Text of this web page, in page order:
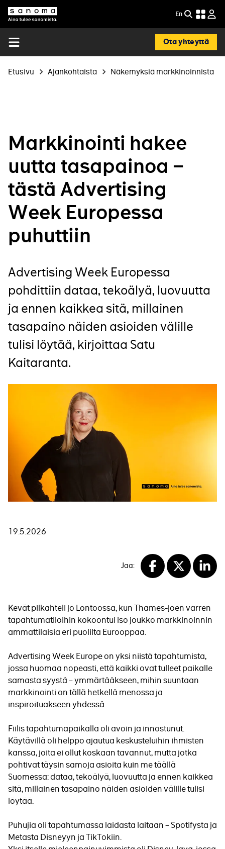
Sanoma
En EN
In
English
Etsi
Open
menu
Ota yhteyttä
Murupolku
Etusivu Ajankohtaista Näkemyksiä markkinoinnista
Markkinointi hakee
uutta tasapainoa –
tästä Advertising
Week Europessa
puhuttiin
Advertising Week Europessa
pohdittiin dataa, tekoälyä, luovuutta
ja ennen kaikkea sitä, millainen
tasapaino näiden asioiden välille
tulisi löytää, kirjoittaa Satu
Kaitaranta.
19.5.2026
Jaa:
Facebook
X
Kevät pilkahteli jo Lontoossa, kun Thames-joen varren
tapahtumatiloihin kokoontui iso joukko markkinoinnin
ammattilaisia eri puolilta Eurooppaa.
Advertising Week Europe on yksi niistä tapahtumista,
jossa huomaa nopeasti, että kaikki ovat tulleet paikalle
samasta syystä – ymmärtääkseen, mihin suuntaan
markkinointi on tällä hetkellä menossa ja
inspiroituakseen yhdessä.
Fiilis tapahtumapaikalla oli avoin ja innostunut.
Käytävillä oli helppo ajautua keskusteluihin ihmisten
kanssa, joita ei ollut koskaan tavannut, mutta jotka
pohtivat täysin samoja asioita kuin me täällä
Suomessa: dataa, tekoälyä, luovuutta ja ennen kaikkea
sitä, millainen tasapaino näiden asioiden välille tulisi
löytää.
Puhujia oli tapahtumassa laidasta laitaan – Spotifysta ja
Metasta Disneyyn ja TikTokiin.